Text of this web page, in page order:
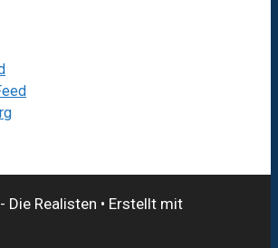
Die Realisten • Erstellt mit